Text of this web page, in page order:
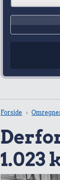
Forside
1.023